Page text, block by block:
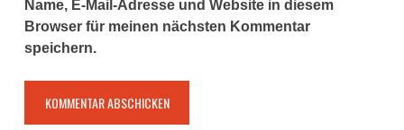
Name, E-Mail-Adresse und Website in diesem
Browser für meinen nächsten Kommentar
speichern.